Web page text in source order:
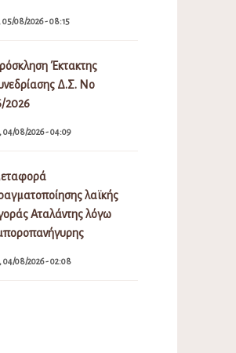
05/08/2026 - 08:15
Έκτακτης
Δ.Σ. Νο
2026
04/08/2026 - 04:09
λαϊκής
Αταλάντης λόγω
04/08/2026 - 02:08